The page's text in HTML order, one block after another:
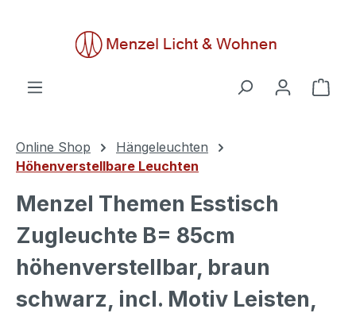
Online Shop
Hängeleuchten
Höhenverstellbare Leuchten
Menzel Themen Esstisch
Zugleuchte B= 85cm
höhenverstellbar, braun
schwarz, incl. Motiv Leisten,